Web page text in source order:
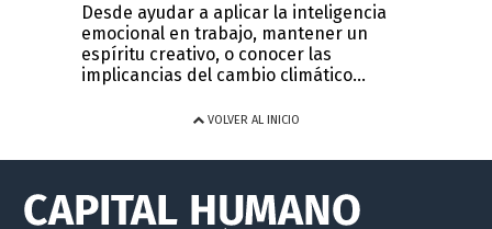
Desde ayudar a aplicar la inteligencia
emocional en trabajo, mantener un
espíritu creativo, o conocer las
implicancias del cambio climático...
VOLVER AL INICIO